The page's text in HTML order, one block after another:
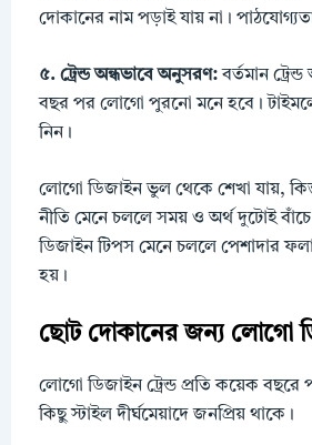
দোকানের নাম পড়াই যায় না।
৫. ট্রেন্ড অন্ধভাবে অনুসরণ:বর্তমান
বছর পর লোগো পুরনো মনে হবে।
নিন।
লোগো ডিজাইন ভুল থেকে শেখা যায়,
নীতি মেনে চললে সময় ও অর্থ দুটোই
ডিজাইন টিপস মেনে চললে পেশাদার
হয়।
ছোট দোকানের জন্য লোগো
লোগো ডিজাইন ট্রেন্ড প্রতি কয়েক বছরে
কিছু স্টাইল দীর্ঘমেয়াদে জনপ্রিয় থাকে।